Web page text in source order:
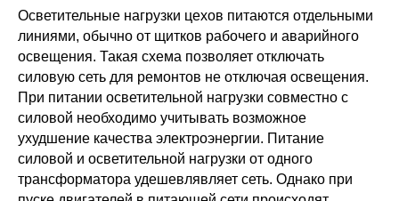
Осветительные нагрузки цехов питаются отдельными
линиями, обычно от щитков рабочего и аварийного
освещения. Такая схема позволяет отключать
силовую сеть для ремонтов не отключая освещения.
При питании осветительной нагрузки совместно с
силовой необходимо учитывать возможное
ухудшение качества электроэнергии. Питание
силовой и осветительной нагрузки от одного
трансформатора удешевлявляет сеть. Однако при